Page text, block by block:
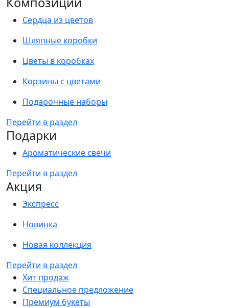
Сердца из цветов
Шляпные коробки
Цветы в коробках
Корзины с цветами
Подарочные наборы
Перейти в раздел
Подарки
Ароматические свечи
Перейти в раздел
Акция
Экспресс
Новинка
Новая коллекция
Перейти в раздел
Хит продаж
Специальное предложение
Премиум букеты